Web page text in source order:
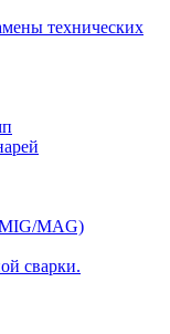
технических
MAG)
сварки.